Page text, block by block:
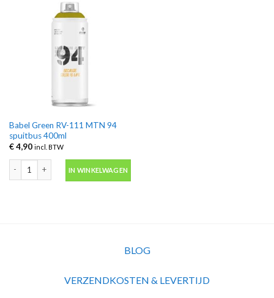
Babel Green RV-111 MTN 94
spuitbus 400ml
€4,90 incl. BTW
IN WINKELWAGEN
BLOG
VERZENDKOSTEN & LEVERTIJD